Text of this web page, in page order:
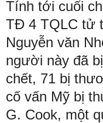
Tính tới cuối
TĐ 4 TQLC tử
Nguyễn văn
người này đã
chết, 71 bị
cố vấn Mỹ bị
G. Cook, một